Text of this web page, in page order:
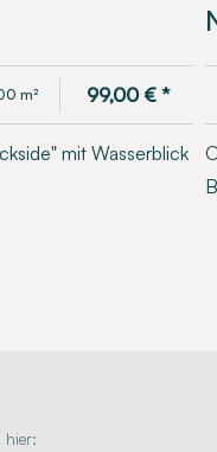
m² 99,00 €*
mit Wasserblick
hier: